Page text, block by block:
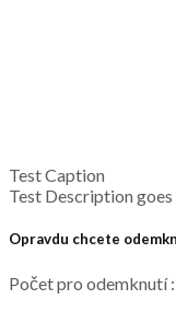
Test Caption
Test Description
Opravdu chcete
Počet pro odemknutí